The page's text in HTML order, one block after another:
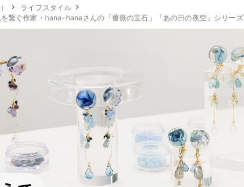
ライフスタイル
を繋ぐ作家・hana-hanaさんの「薔薇の宝石」「あの日の夜空」シリーズ